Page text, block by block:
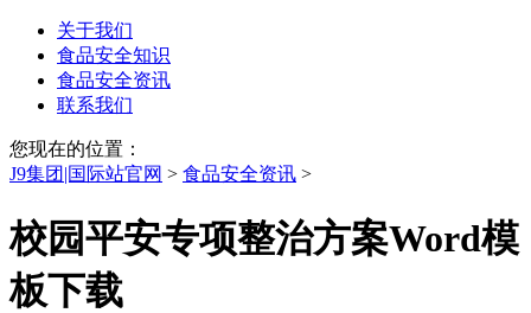
关于我们
食品安全知识
食品安全资讯
联系我们
您现在的位置：
J9集团|国际站官网 > 食品安全资讯 >
校园平安专项整治方案Word模
板下载